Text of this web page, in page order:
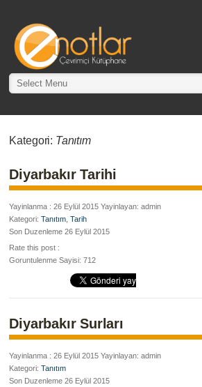
Select Menu
Kategori: Tanıtım
Diyarbakır Tarihi
Yayinlanma : 26 Eylül 2015 Yayinlayan: admin
Kategori:Tanıtım ,Tarih
Son Duzenleme 26 Eylül 2015
Rate this post :
Goruntulenme Sayisi: 712
Diyarbakır Surları
Yayinlanma : 26 Eylül 2015 Yayinlayan: admin
Kategori:Tanıtım
Son Duzenleme 26 Eylül 2015